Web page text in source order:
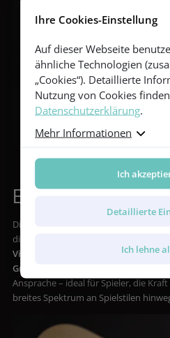
Erweiterung der
Die Vintage Series wächst weiter mit
die ihre klanglichen Möglichkeiten
Vintage 3 AV
kombiniert Adirondack-
Granadillo
Ansprache – ideal für Spieler, die
breites Spektrum an Spielstilen
Ihre Cookies-Einstellung
Auf dieser Webseite
ähnliche Technologien
„Cookies“). Detaillierte
Nutzung von Cookies
Datenschutzerklärung.
Mehr Informationen
Ich
Detaillierte
Ich lehne